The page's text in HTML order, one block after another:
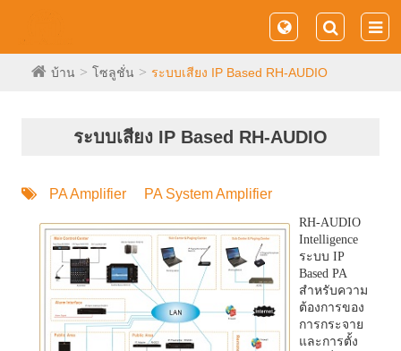
บ้าน โซลูชั่น ระบบเสียง IP Based RH-AUDIO
ระบบเสียง IP Based RH-AUDIO
PA Amplifier PA System Amplifier
RH-AUDIO
Intelligence
ระบบ IP
Based PA
สำหรับความ
ต้องการของ
การกระจาย
และการตั้ง